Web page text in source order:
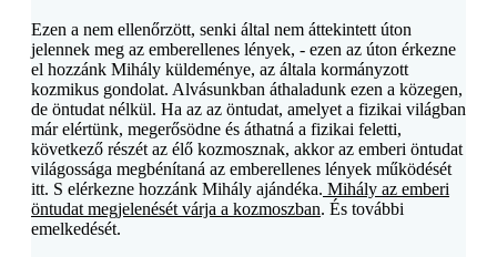
Ezen a nem ellenőrzött, senki által nem áttekintett úton
jelennek meg az emberellenes lények, - ezen az úton érkezne
el hozzánk Mihály küldeménye, az általa kormányzott
kozmikus gondolat. Alvásunkban áthaladunk ezen a közegen,
de öntudat nélkül. Ha az az öntudat, amelyet a fizikai világban
már elértünk, megerősödne és áthatná a fizikai feletti,
következő részét az élő kozmosznak, akkor az emberi öntudat
világossága megbénítaná az emberellenes lények működését
itt. S elérkezne hozzánk Mihály ajándéka. Mihály az emberi
öntudat megjelenését várja a kozmoszban. És további
emelkedését.